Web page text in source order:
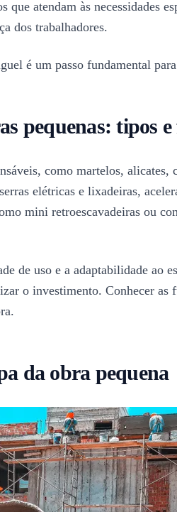
que atendam às necessidades
dos trabalhadores.
é um passo fundamental
pequenas: tipos e
como martelos,
elétricas e lixadeiras,
mini retroescavadeiras ou
de uso e a adaptabilidade ao
o investimento. Conhecer
da obra pequena